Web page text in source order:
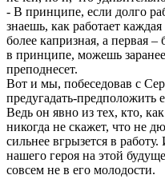
- В принципе, если долго
знаешь, как работает
более капризная, а первая
в принципе, можешь
преподнесет.
Вот и мы, побеседовав с
предугадать-
Ведь он явно из тех, кто,
никогда не скажет, что не
сильнее вгрызется в
нашего героя на этой
совсем не в его молодости.